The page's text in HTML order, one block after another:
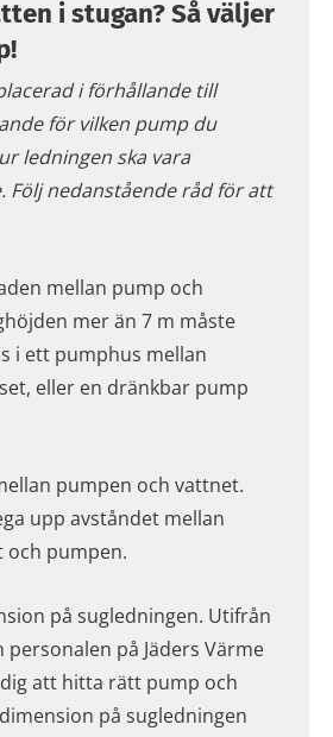
i stugan? Så väljer
i förhållande till
för vilken pump du
ledningen ska vara
Följ nedanstående råd för att
mellan pump och
mer än 7 m måste
i ett pumphus mellan
eller en dränkbar pump
pumpen och vattnet.
upp avståndet mellan
pumpen.
på sugledningen. Utifrån
personalen på Jäders Värme
att hitta rätt pump och
på sugledningen